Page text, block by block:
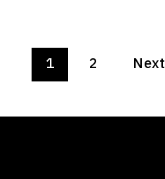
1 2 Next